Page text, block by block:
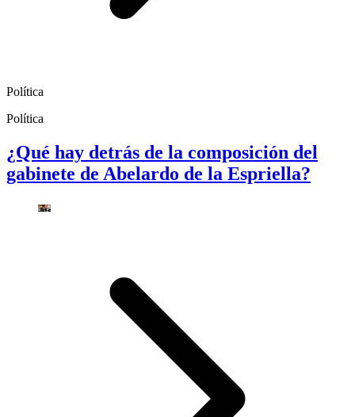
Política
Política
¿Qué hay detrás de la composición del
gabinete de Abelardo de la Espriella?